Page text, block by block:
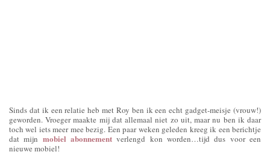
Sinds dat ik een relatie heb met Roy ben ik een echt gadget-meisje (vrouw!)
geworden. Vroeger maakte mij dat allemaal niet zo uit, maar nu ben ik daar
toch wel iets meer mee bezig. Een paar weken geleden kreeg ik een berichtje
dat mijn mobiel abonnement verlengd kon worden…tijd dus voor een
nieuwe mobiel!